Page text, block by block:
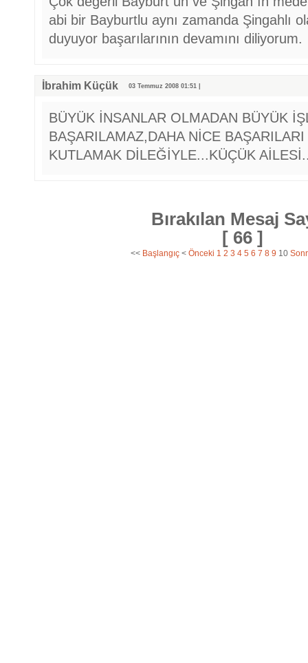
abi bir Bayburtlu aynı zamanda Şingahlı
duyuyor başarılarının devamını diliyorum.
İbrahim Küçük 03 Temmuz 2008 01:51 |
BÜYÜK İNSANLAR OLMADAN BÜYÜK
BAŞARILAMAZ,DAHA NİCE
KUTLAMAK DİLEĞİYLE...KÜÇÜK
Bırakılan Mesaj
[ 66 ]
<< Başlangıç< Önceki 1 2 3 4 5 6 7 8 9 10